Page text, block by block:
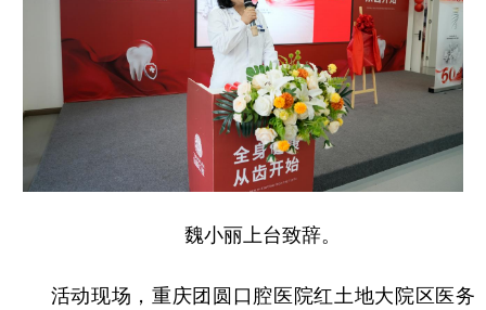
魏小丽上台致辞。
活动现场，重庆团圆口腔医院红土地大院区医务